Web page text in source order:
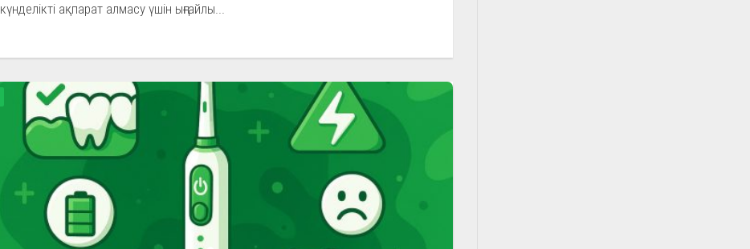
күнделікті ақпарат алмасу үшін ыңғайлы...